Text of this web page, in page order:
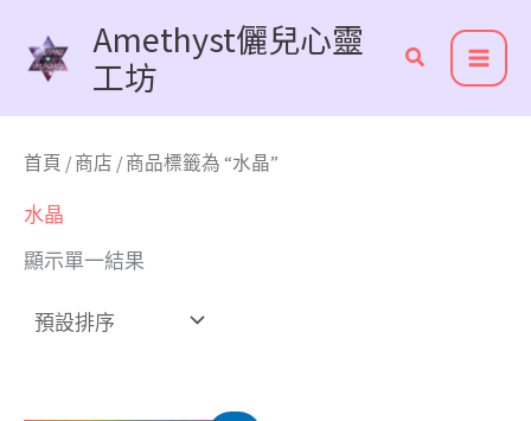
要
Amethyst儷兒心靈
工坊
首頁 / 商店 / 商品標籤為 “水晶”
水晶
顯示單一結果